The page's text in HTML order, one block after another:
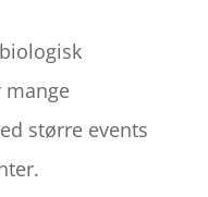
større events